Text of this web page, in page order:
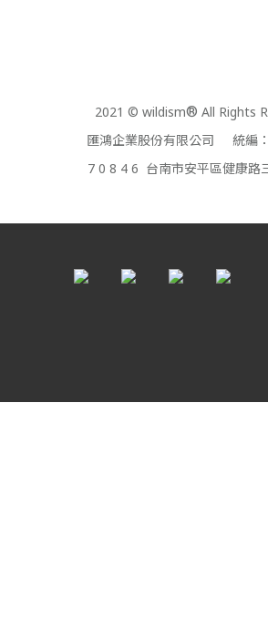
2021 © wildism® All Rights
匯鴻企業股份有限公司 統編
7 0 8 4 6 台南市安平區健康路